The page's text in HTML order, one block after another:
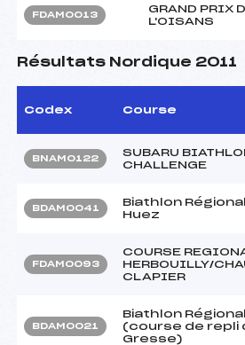
FDAM0013
GRAND PRIX
L'OISANS
Résultats Nordique 2011
Codex Course
BNAM0122
SUBARU
CHALLENGE
BDAM0041
Biathlon
Huez
FDAM0093
COURSE
HERBOUILLY/
CLAPIER
BDAM0021
Biathlon Régional
(course de repli
Gresse)